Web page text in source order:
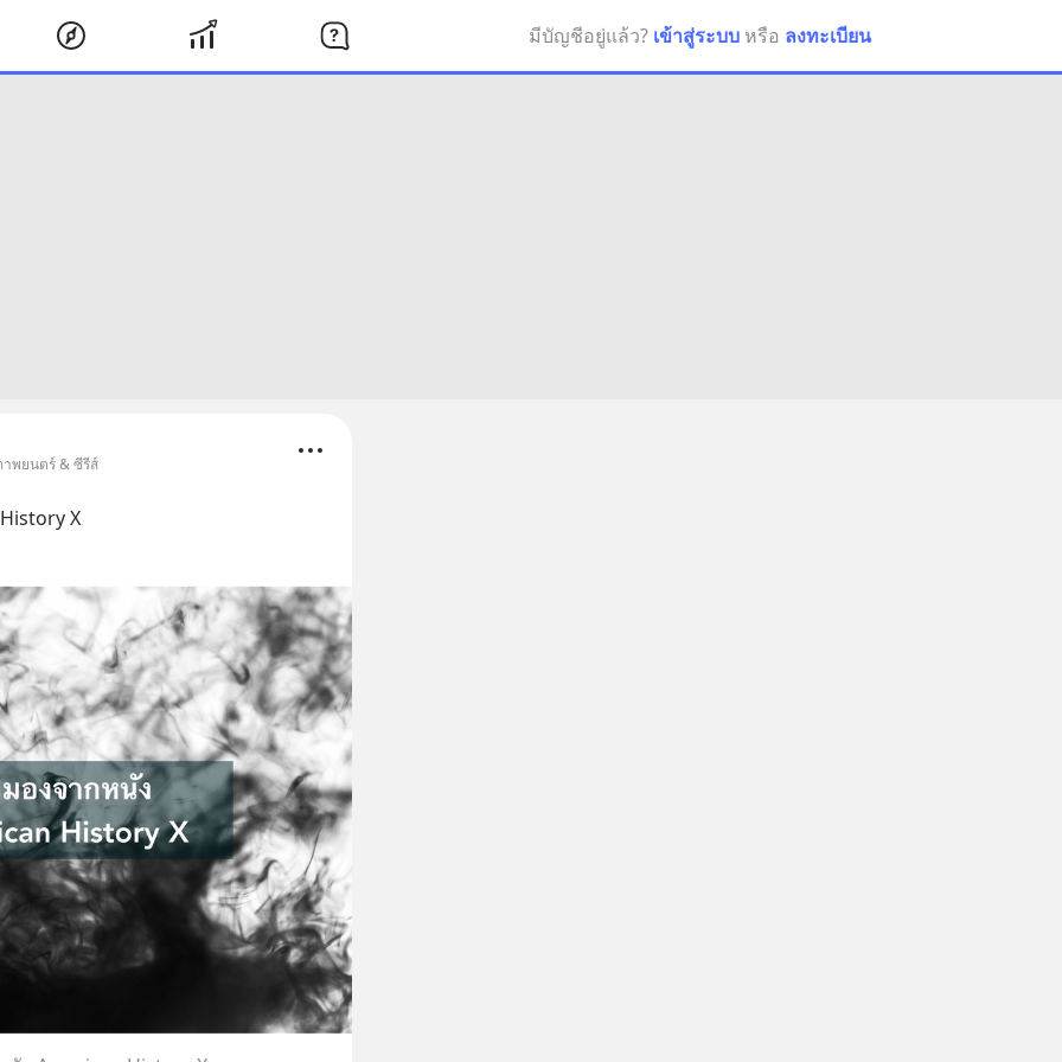
มีบัญชีอยู่แล้ว? เข้าสู่ระบบ หรือ ลงทะเบียน
าพยนตร์ & ซีรีส์
X